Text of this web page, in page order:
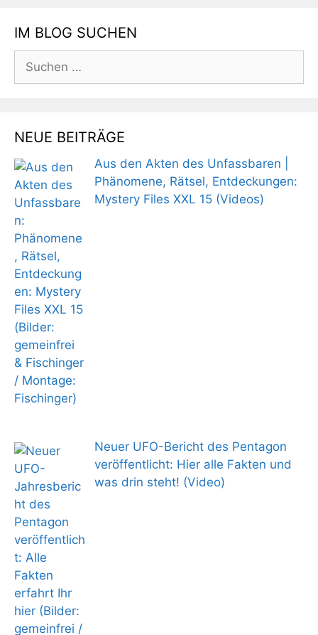
IM BLOG SUCHEN
Suchen
nach:
NEUE BEITRÄGE
Aus den Akten des Unfassbaren |
Phänomene, Rätsel, Entdeckungen:
Mystery Files XXL 15 (Videos)
Neuer UFO-Bericht des Pentagon
veröffentlicht: Hier alle Fakten und
was drin steht! (Video)